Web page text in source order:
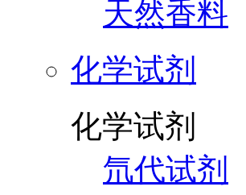
天然香料
化学试剂
化学试剂
氘代试剂